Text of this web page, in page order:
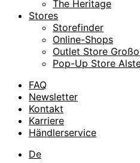
The Heritage
Stores
Storefinder
Online-Shops
Outlet Store
Pop-Up Store
FAQ
Newsletter
Kontakt
Karriere
Händlerservice
De